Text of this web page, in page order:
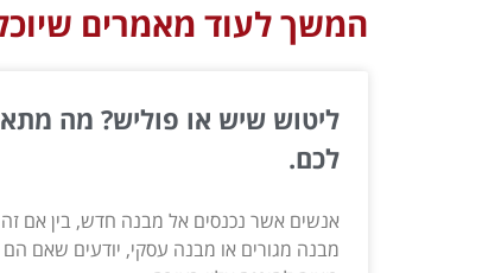
המשך לעוד מאמרים
ליטוש שיש או פוליש? מה
לכם.
אנשים אשר נכנסים אל מבנה חדש, בין אם זה
מבנה מגורים או מבנה עסקי, יודעים שאם הם